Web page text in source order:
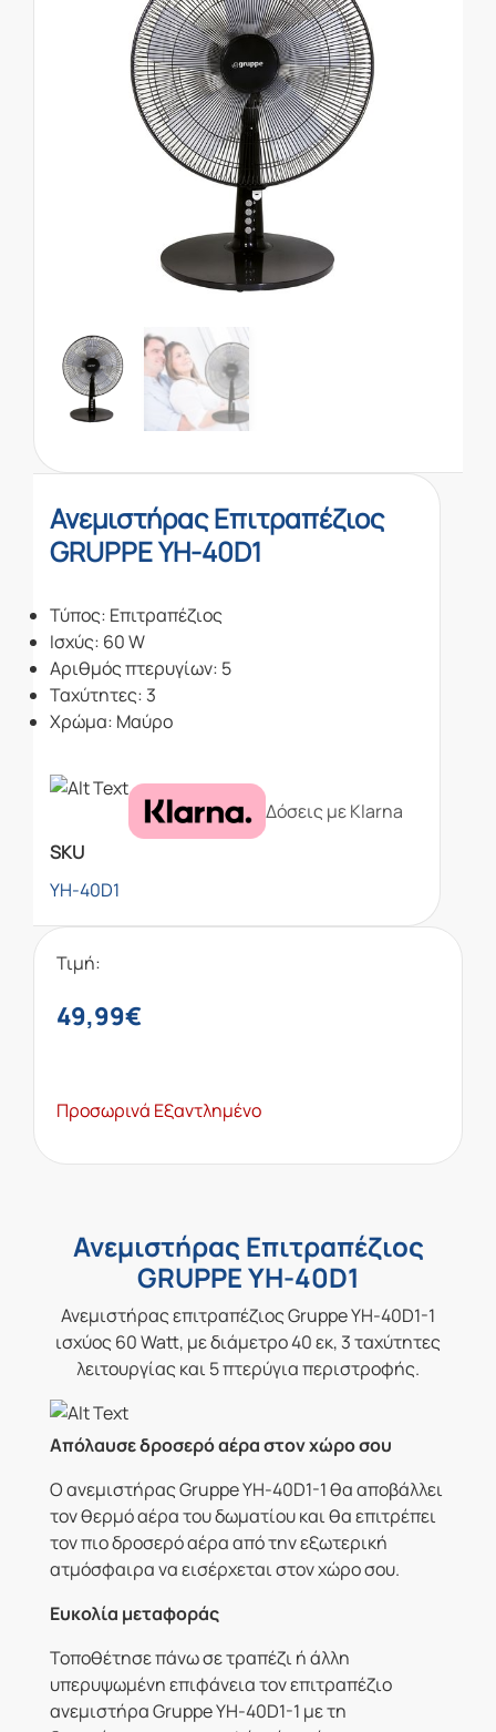
Ανεμιστήρας Επιτραπέζιος
GRUPPE YH-40D1
Τύπος: Επιτραπέζιος
Ισχύς: 60 W
Αριθμός πτερυγίων: 5
Ταχύτητες: 3
Χρώμα: Μαύρο
Δόσεις με Klarna
SKU
YH-40D1
Τιμή:
49,99€
Προσωρινά Εξαντλημένο
Ανεμιστήρας Επιτραπέζιος
GRUPPE YH-40D1
Ανεμιστήρας επιτραπέζιος Gruppe YH-40D1-1
ισχύος 60 Watt, με διάμετρο 40 εκ, 3 ταχύτητες
λειτουργίας και 5 πτερύγια περιστροφής.
Απόλαυσε δροσερό αέρα στον χώρο σου
Ο ανεμιστήρας Gruppe YH-40D1-1 θα αποβάλλει
τον θερμό αέρα του δωματίου και θα επιτρέπει
τον πιο δροσερό αέρα από την εξωτερική
ατμόσφαιρα να εισέρχεται στον χώρο σου.
Ευκολία μεταφοράς
Τοποθέτησε πάνω σε τραπέζι ή άλλη
υπερυψωμένη επιφάνεια τον επιτραπέζιο
ανεμιστήρα Gruppe YH-40D1-1 με τη